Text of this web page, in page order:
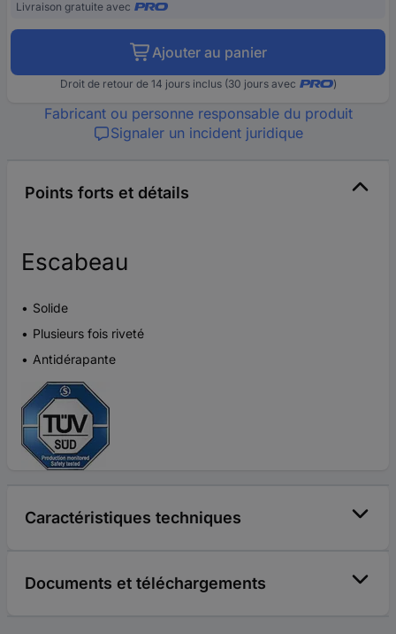
Livraison gratuite avec
Ajouter au panier
Droit de retour de 14 jours inclus (30 jours avec )
Fabricant ou personne responsable du produit
Signaler un incident juridique
Points forts et détails
Escabeau
Solide
Plusieurs fois riveté
Antidérapante
Caractéristiques techniques
Documents et téléchargements